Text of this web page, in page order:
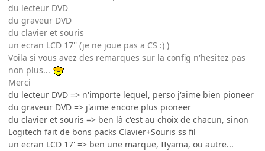
du lecteur DVD
du graveur DVD
du clavier et souris
un ecran LCD 17'' (je ne joue pas a CS :) )
Voila si vous avez des remarques sur la config n'hesitez pas
non plus...
Merci
du lecteur DVD => n'importe lequel, perso j'aime bien pioneer
du graveur DVD => j'aime encore plus pioneer
du clavier et souris => ben là c'est au choix de chacun, sinon
Logitech fait de bons packs Clavier+Souris ss fil
un ecran LCD 17' => ben une marque, IIyama, ou autre...